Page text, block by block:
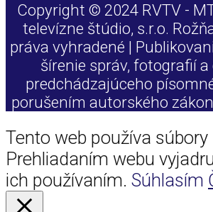
Copyright © 2024 RVTV -
televízne štúdio, s.r.o.
práva vyhradené |
šírenie správ, fotografií a
predchádzajúceho
porušením autorského
Tento web používa súbory
Prehliadaním webu
ich používaním. Súhlasím